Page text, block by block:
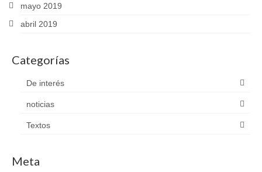
mayo 2019
abril 2019
Categorías
De interés
noticias
Textos
Meta